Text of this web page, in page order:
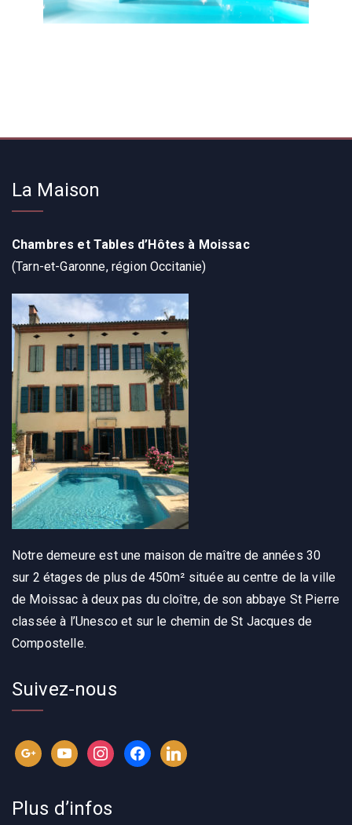
La Maison
Chambres et Tables d’Hôtes à Moissac
(Tarn-et-Garonne, région Occitanie)
Notre demeure est une maison de maître de années 30
sur 2 étages de plus de 450m² située au centre de la ville
de Moissac à deux pas du cloître, de son abbaye St Pierre
classée à l’Unesco et sur le chemin de St Jacques de
Compostelle.
Suivez-nous
Plus d’infos